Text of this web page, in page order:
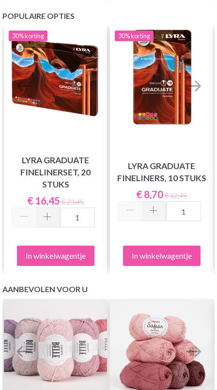
POPULAIRE OPTIES
30%korting
LYRA GRADUATE
FINELINERSET, 20
STUKS
€ 16,45 € 23,45
In winkelwagentje
30%korting
LYRA GRADUATE
FINELINERS, 10 STUKS
€ 8,70€ 12,45
In winkelwagentje
AANBEVOLEN VOOR U